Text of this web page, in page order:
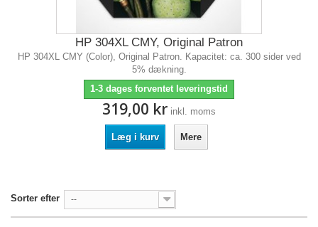
HP 304XL CMY, Original Patron
HP 304XL CMY (Color), Original Patron. Kapacitet: ca. 300 sider ved
5% dækning.
1-3 dages forventet leveringstid
319,00 kr inkl. moms
Læg i kurv Mere
Sorter efter --